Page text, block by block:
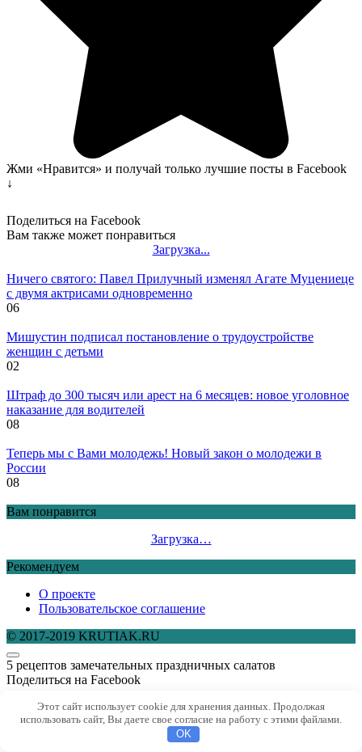
Жми «Нравится» и получай только лучшие посты в Facebook
↓
Поделиться на Facebook
Вам также может понравиться
Загрузка...
Ничего святого: Павел Прилучный изменял Агате Муцениеце
с двумя актрисами одновременно
06
Мишустин подписал постановление о трудоустройстве
женщин с детьми
02
Штраф до 300 тысяч или арест на 6 месяцев: новое уголовное
наказание для водителей
08
Теперь мы с Вами молодежь! Новый закон о молодежи в
России
08
Вам понравится
Загрузка…
Рекомендуем
О проекте
Пользовательское соглашение
© 2017-2019 KRUTIAK.RU
5 рецептов замечательных праздничных салатов
Поделиться на Facebook
Листья малины лечат стойко, особенно бесценная настойка.
Вы листья соберите и насушите, получите лекарство от
Этот сайт использует cookie для хранения данных. Продолжая
использовать сайт, Вы даете свое согласие на работу с этими файлами.
OK